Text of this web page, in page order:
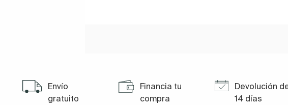
Envío
gratuito
Financia tu
compra
Devolución
14 días